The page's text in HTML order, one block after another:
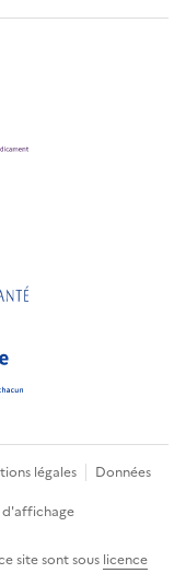
légales
Données
d'affichage
site sont sous licence